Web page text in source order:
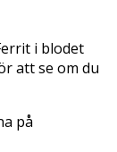
i blodet
att se om du
på